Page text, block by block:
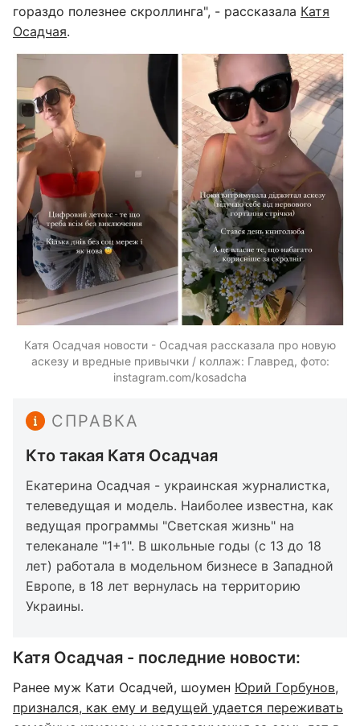
гораздо полезнее скроллинга", - рассказала Катя
Осадчая.
Катя Осадчая новости - Осадчая рассказала про новую
аскезу и вредные привычки / коллаж: Главред, фото:
instagram.com/kosadcha
СПРАВКА
Кто такая Катя Осадчая
Екатерина Осадчая - украинская журналистка,
телеведущая и модель. Наиболее известна, как
ведущая программы "Светская жизнь" на
телеканале "1+1". В школьные годы (с 13 до 18
лет) работала в модельном бизнесе в Западной
Европе, в 18 лет вернулась на территорию
Украины.
Катя Осадчая - последние новости:
Ранее муж Кати Осадчей, шоумен Юрий Горбунов,
признался, как ему и ведущей удается переживать